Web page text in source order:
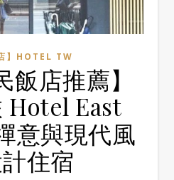
】HOTEL TW
飯店推薦】
Hotel East
意與現代風
住宿